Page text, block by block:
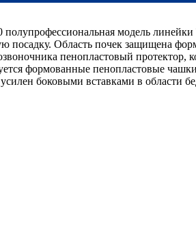
модель
посадку. Область почек защищена
пенопластовый протектор,
формованные пенопластовые
боковыми вставками в области